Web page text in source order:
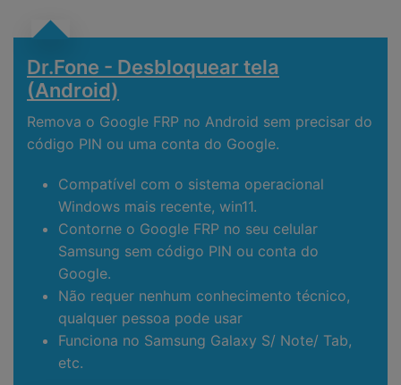
Dr.Fone - Desbloquear tela
(Android)
Remova o Google FRP no Android sem precisar do
código PIN ou uma conta do Google.
Compatível com o sistema operacional
Windows mais recente, win11.
Contorne o Google FRP no seu celular
Samsung sem código PIN ou conta do
Google.
Não requer nenhum conhecimento técnico,
qualquer pessoa pode usar
Funciona no Samsung Galaxy S/ Note/ Tab,
etc.